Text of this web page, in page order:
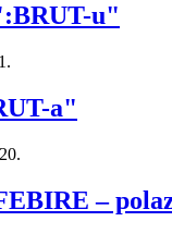
u"
a"
–